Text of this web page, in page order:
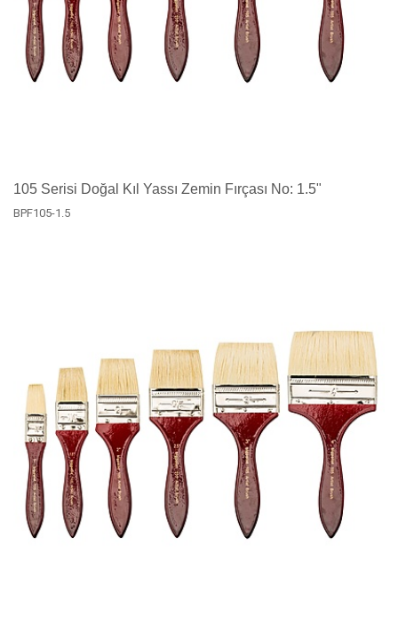
105 Serisi Doğal Kıl Yassı Zemin Fırçası No: 1.5"
BPF105-1.5